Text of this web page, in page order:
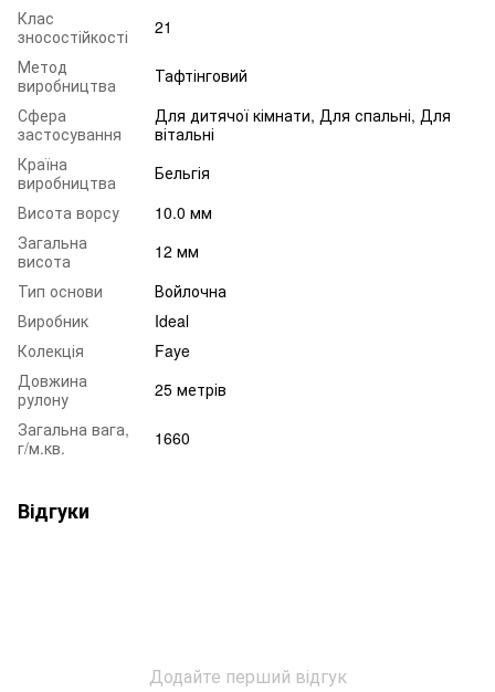
Клас
зносостійкості
21
Метод
виробництва
Тафтінговий
Сфера
застосування
Для дитячої кімнати, Для спальні, Для
вітальні
Країна
виробництва
Бельгія
Висота ворсу
10.0 мм
Загальна
висота
12 мм
Тип основи
Войлочна
Виробник
Ideal
Колекція
Faye
Довжина
рулону
25 метрів
Загальна вага,
г/м.кв.
1660
Відгуки
Додайте перший відгук